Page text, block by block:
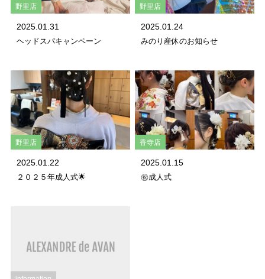
野里店
2025.01.31
ヘッドスパキャンペーン
野里店
2025.01.24
みのり産休のお知らせ
野里店
2025.01.22
２０２５年成人式🌟
香寺店
2025.01.15
㊗️成人式